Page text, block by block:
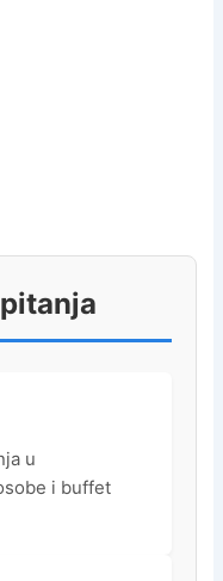
u
i buffet